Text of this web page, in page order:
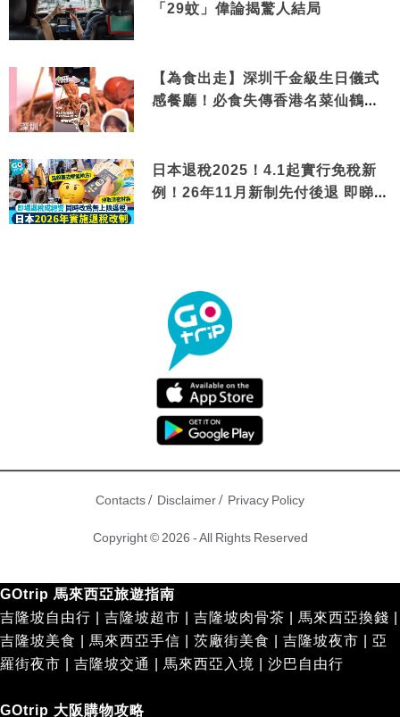
「29蚊」偉論揭驚人結局
【為食出走】深圳千金級生日儀式
感餐廳！必食失傳香港名菜仙鶴神
日本退稅2025！4.1起實行免稅新
例！26年11月新制先付後退 即睇步
Contacts/ Disclaimer/ Privacy Policy
Copyright © 2026 - All Rights Reserved
GOtrip 馬來西亞旅遊指南
吉隆坡自由行
吉隆坡超市 吉隆坡肉骨茶 馬來西亞換錢
吉隆坡美食
馬來西亞手信 茨廠街美食 吉隆坡夜市
亞
羅街夜市
吉隆坡交通 馬來西亞入境 沙巴自由行
GOtrip 大阪購物攻略